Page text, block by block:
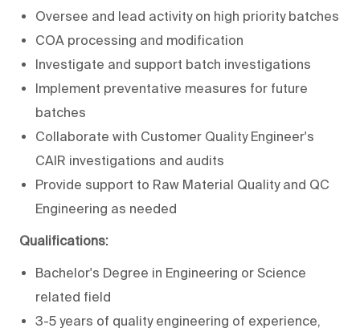
Oversee and lead activity on high priority batches
COA processing and modification
Investigate and support batch investigations
Implement preventative measures for future
batches
Collaborate with Customer Quality Engineer's
CAIR investigations and audits
Provide support to Raw Material Quality and QC
Engineering as needed
Qualifications:
Bachelor's Degree in Engineering or Science
related field
3-5 years of quality engineering of experience,